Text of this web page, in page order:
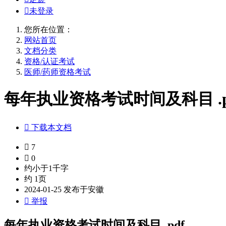
未登录
您所在位置：
网站首页
文档分类
资格/认证考试
医师/药师资格考试
每年执业资格考试时间及科目
 下载本文档
 7
 0
约小于1千字
约 1页
2024-01-25 发布于安徽
 举报